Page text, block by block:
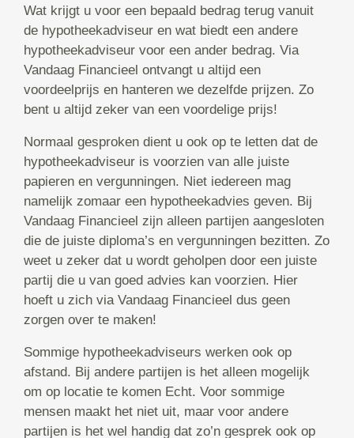
Wat krijgt u voor een bepaald bedrag terug vanuit
de hypotheekadviseur en wat biedt een andere
hypotheekadviseur voor een ander bedrag. Via
Vandaag Financieel ontvangt u altijd een
voordeelprijs en hanteren we dezelfde prijzen. Zo
bent u altijd zeker van een voordelige prijs!
Normaal gesproken dient u ook op te letten dat de
hypotheekadviseur is voorzien van alle juiste
papieren en vergunningen. Niet iedereen mag
namelijk zomaar een hypotheekadvies geven. Bij
Vandaag Financieel zijn alleen partijen aangesloten
die de juiste diploma’s en vergunningen bezitten. Zo
weet u zeker dat u wordt geholpen door een juiste
partij die u van goed advies kan voorzien. Hier
hoeft u zich via Vandaag Financieel dus geen
zorgen over te maken!
Sommige hypotheekadviseurs werken ook op
afstand. Bij andere partijen is het alleen mogelijk
om op locatie te komen Echt. Voor sommige
mensen maakt het niet uit, maar voor andere
partijen is het wel handig dat zo’n gesprek ook op